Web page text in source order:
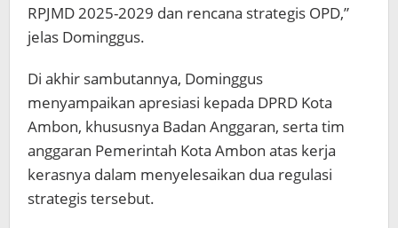
RPJMD 2025-2029 dan rencana strategis OPD,”
jelas Dominggus.
Di akhir sambutannya, Dominggus
menyampaikan apresiasi kepada DPRD Kota
Ambon, khususnya Badan Anggaran, serta tim
anggaran Pemerintah Kota Ambon atas kerja
kerasnya dalam menyelesaikan dua regulasi
strategis tersebut.